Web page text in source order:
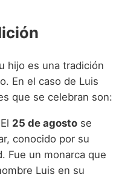
hijo es una tradición
En el caso de Luis
que se celebran son:
El 25 de agosto se
conocido por su
Fue un monarca que
Luis en su